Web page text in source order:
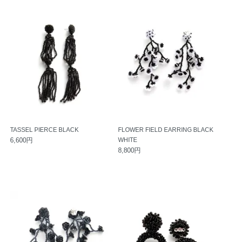
TASSEL PIERCE BLACK
6,600円
FLOWER FIELD EARRING BLACK
WHITE
8,800円